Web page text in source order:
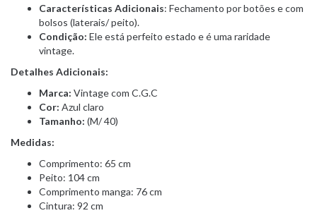
Características Adicionais: Fechamento por botões e com
bolsos (laterais/ peito).
Condição: Ele está perfeito estado e é uma raridade
vintage.
Detalhes Adicionais:
Marca: Vintage com C.G.C
Cor: Azul claro
Tamanho: (M/ 40)
Medidas:
Comprimento: 65 cm
Peito: 104 cm
Comprimento manga: 76 cm
Cintura: 92 cm